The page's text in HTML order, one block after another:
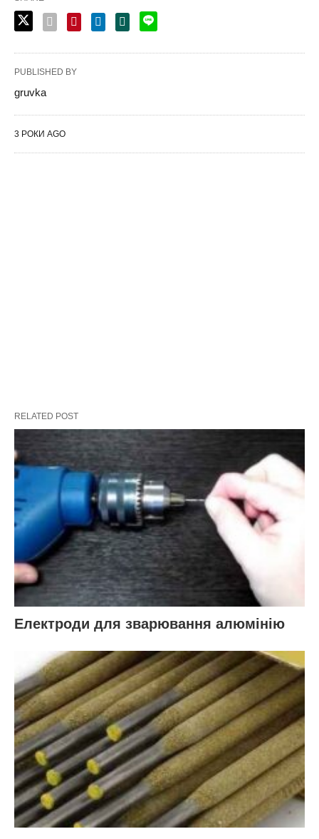
PUBLISHED BY
gruvka
3 РОКИ AGO
RELATED POST
Електроди для зварювання алюмінію